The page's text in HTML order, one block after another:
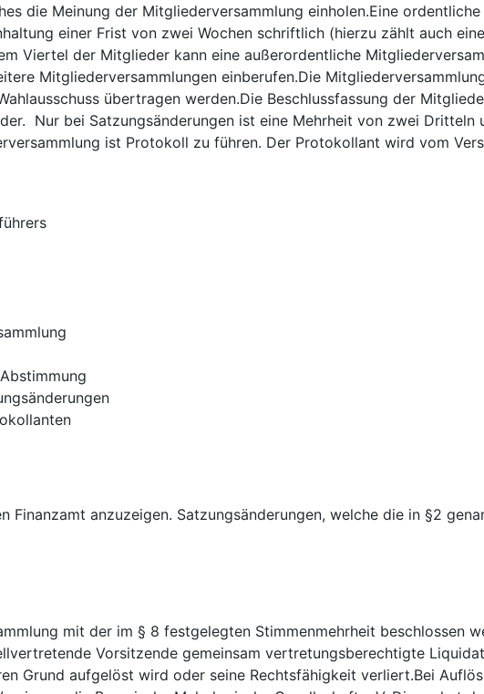
die Meinung der Mitgliederversammlung einholen.Eine
einer Frist von zwei Wochen schriftlich (hierzu zählt auch
Viertel der Mitglieder kann eine außerordentliche
Mitgliederversammlungen einberufen.Die
übertragen werden.Die Beschlussfassung der
Nur bei Satzungsänderungen ist eine Mehrheit von zwei Dritteln
ist Protokoll zu führen. Der Protokollant wird vom
Finanzamt anzuzeigen. Satzungsänderungen, welche die in §2
mit der im § 8 festgelegten Stimmenmehrheit beschlossen
Vorsitzende gemeinsam vertretungsberechtigte
Grund aufgelöst wird oder seine Rechtsfähigkeit verliert.Bei